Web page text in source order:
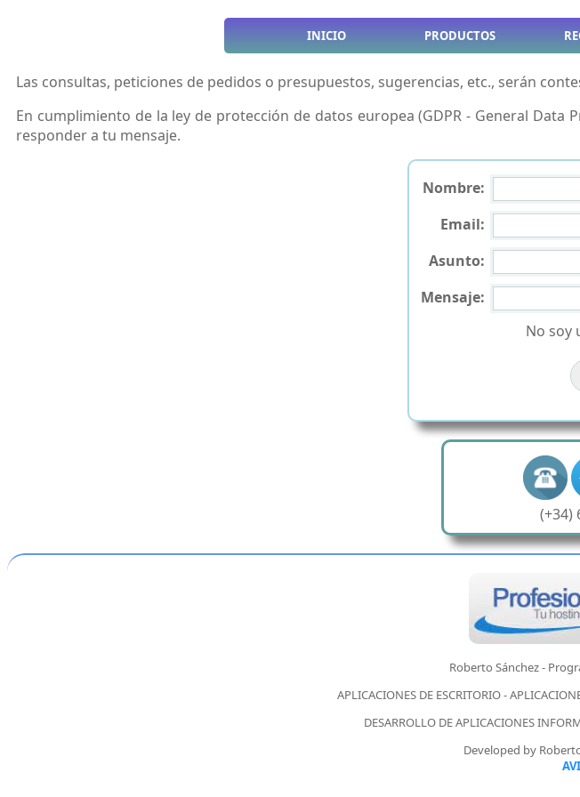
INICIO PRODUCTOS
Las consultas, peticiones de pedidos o presupuestos, sugerencias, etc., serán
En cumplimiento de la ley de protección de datos europea (GDPR - General
responder a tu mensaje.
Nombre:
Email:
Asunto:
Mensaje:
No soy
(+34)
Roberto Sánchez -
APLICACIONES DE ESCRITORIO -
DESARROLLO DE APLICACIONES
Developed by